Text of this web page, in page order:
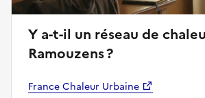
Y a-t-il un réseau de chaleur à
Ramouzens ?
France Chaleur Urbaine